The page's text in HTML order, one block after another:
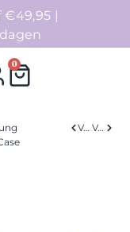
€49,95 |
0
Verleden Volgend